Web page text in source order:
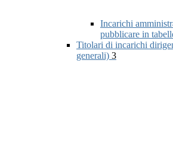
Incarichi
pubblicare in
Titolari di incarichi
generali) 3